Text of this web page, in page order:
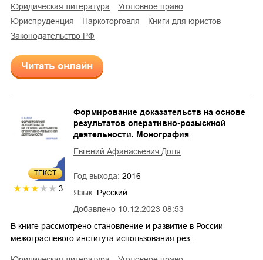
юридическая литература
уголовное право
юриспруденция
наркоторговля
книги для юристов
законодательство РФ
Читать онлайн
ТЕКСТ
3
Добавлено 10.12.2023 08:53
Формирование доказательств на основе
результатов оперативно-розыскной
деятельности. Монография
Евгений Афанасьевич Доля
Год выхода: 2016
Язык: Русский
В книге рассмотрено становление и развитие в России
межотраслевого института использования рез…